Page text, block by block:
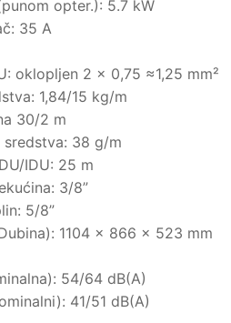
opter.): 5.7 kW
35 A
oklopljen 2 x 0,75 ≈1,25 mm²
1,84/15 kg/m
30/2 m
sredstva: 38 g/m
IDU: 25 m
3/8”
5/8”
1104 x 866 x 523 mm
54/64 dB(A)
41/51 dB(A)